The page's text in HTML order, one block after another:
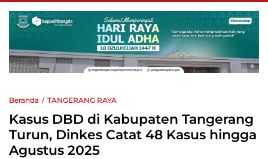
Beranda TANGERANG RAYA
Kasus DBD di Kabupaten Tangerang
Turun, Dinkes Catat 48 Kasus hingga
Agustus 2025